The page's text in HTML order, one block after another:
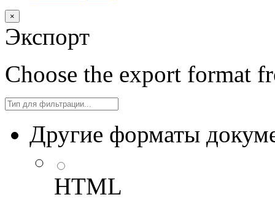
×
Экспорт
Choose the export format
Filter
Другие форматы
HTML